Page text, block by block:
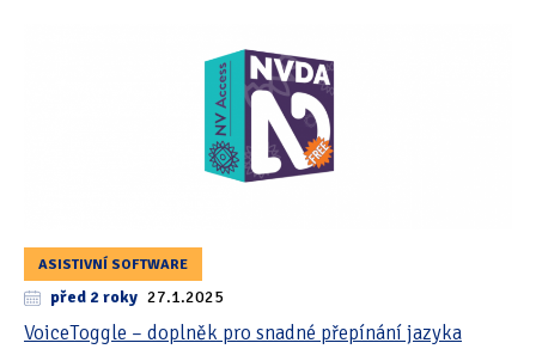
ASISTIVNÍ SOFTWARE
před 2 roky 27.1.2025
VoiceToggle – doplněk pro snadné přepínání jazyka